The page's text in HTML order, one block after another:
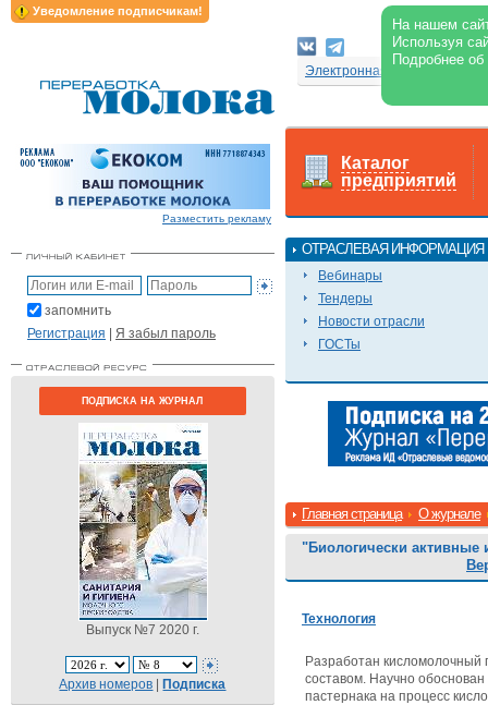
Уведомление подписчикам!
На нашем
Используя
Подробнее
Электронная версия
Разместить рекламу
запомнить
Регистрация | Я забыл пароль
ПОДПИСКА НА ЖУРНАЛ
Выпуск №7 2020 г.
Архив номеров |Подписка
Каталог
предприятий
ОТРАСЛЕВАЯ ИНФОРМАЦИЯ
Вебинары
Тендеры
Новости отрасли
ГОСТы
Главная страница О журнале
"Биологически активные
Технология
Разработан кисломолочный
составом. Научно
пастернака на процесс